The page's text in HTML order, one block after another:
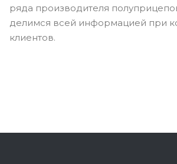
ряда производителя
делимся всей информацией при
клиентов.